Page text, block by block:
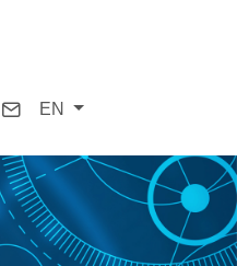
Contact
EN